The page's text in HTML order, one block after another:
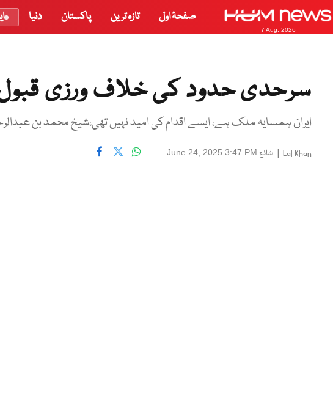
7 Aug, 2026
صفحۂ اول تازہ ترین پاکستان دنیا
سرحدی حدود کی خلاف ورزی
ایران ہمسایہ ملک ہے، ایسے اقدام کی امید نہیں تھی،شیخ محمد بن
Lal Khan
| شائع June 24, 2025 3:47 PM